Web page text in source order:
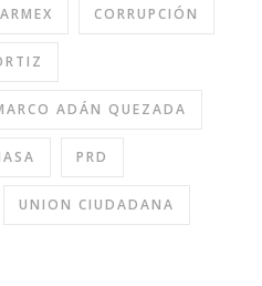
CORRUPCIÓN
ADÁN QUEZADA
PRD
UNION CIUDADANA